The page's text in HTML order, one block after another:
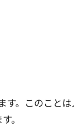
。このこと
。